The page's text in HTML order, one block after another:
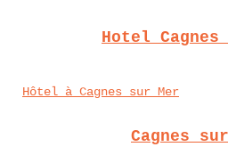
Hotel Cagnes
Hôtel à Cagnes sur Mer
Cagnes